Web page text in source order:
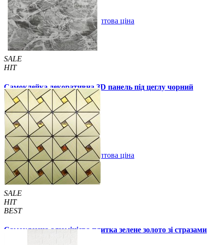
Купити В закладки Оптова ціна
SALE
HIT
Самоклейка декоративна 3D панель під цеглу чорний
мармур 700x770x3мм
59 грн./шт 160 грн./шт
Купити В закладки Оптова ціна
SALE
HIT
BEST
Самоклеюча алюмінієва плитка зелене золото зі стразами
мозаїка 300х300х3мм (1172)